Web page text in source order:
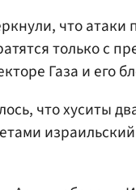
что атаки
только с
Газа и его
что хуситы